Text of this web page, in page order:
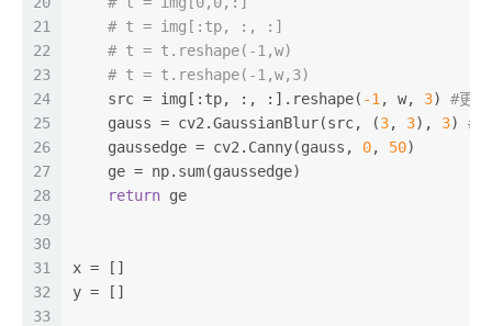
21
22
23
24
25
26
27
28
29
30
31
32
33
# t = img[:tp, :, :]
# t = t.reshape(-1,w)
# t = t.reshape(-1,w,3)
    src = img[:tp, :, :].reshape(
-1 , w, 3) #更
    gauss = cv2.GaussianBlur(src, (
3, 3), 3)
    gaussedge = cv2.Canny(gauss,
0, 50)
    ge = np.sum(gaussedge)
return ge
x = []
y = []